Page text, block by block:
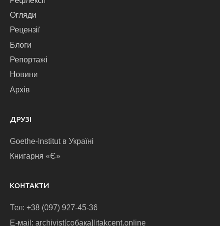
Огляди
Рецензії
Блоги
Репортажі
Новини
Архів
ДРУЗІ
Goethe-Institut в Україні
Книгарня «Є»
КОНТАКТИ
Тел: +38 (097) 927-45-36
E-маіl: archivist[собака]litakcent.online